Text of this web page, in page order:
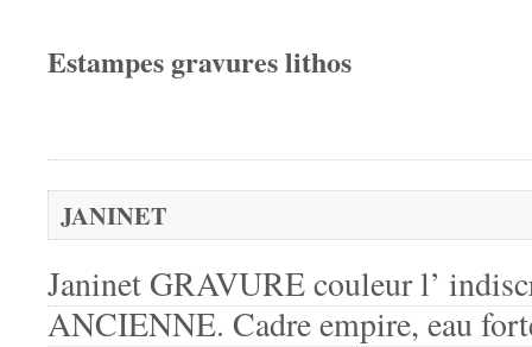
Estampes gravures lithos
JANINET
Janinet GRAVURE couleur l’
ANCIENNE. Cadre empire, eau